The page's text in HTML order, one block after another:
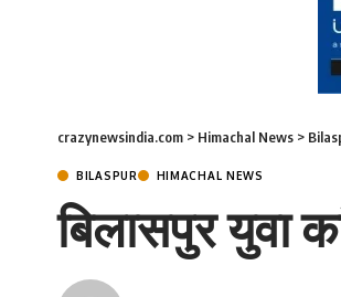
crazynewsindia.com > Himachal News >
BILASPUR HIMACHAL NEWS
बिलासपुर युवा